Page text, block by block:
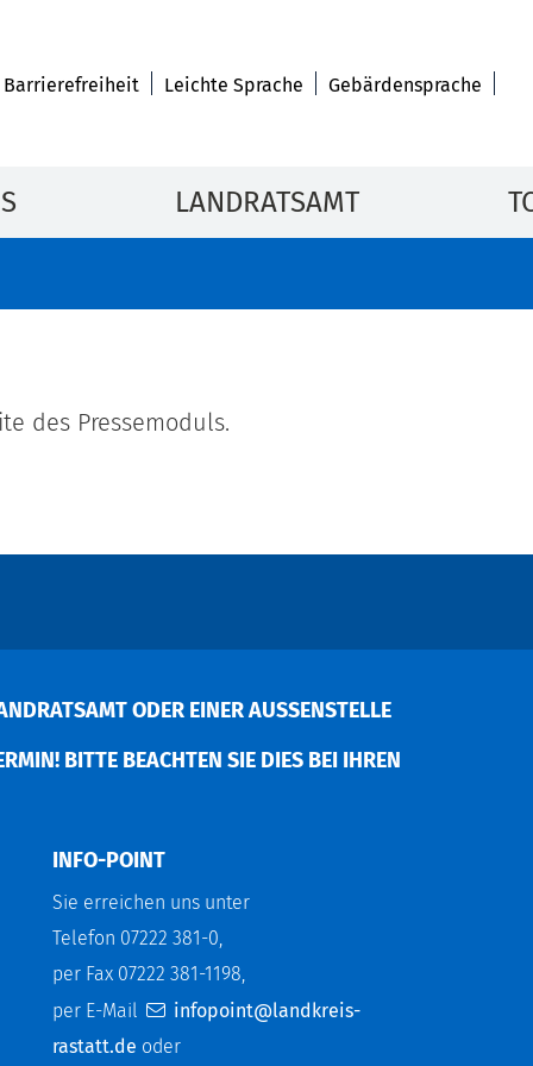
Barrierefreiheit Leichte Sprache Gebärdensprache
LANDRATSAMT
des Pressemoduls.
ODER EINER AUSSENSTELLE V
BITTE BEACHTEN SIE DIES BEI IHREN P
INFO-POINT
Sie erreichen uns unter
Telefon 07222 381-0,
per Fax 07222 381-1198,
per E-Mail
infopoint@landkreis-
rastatt.de oder